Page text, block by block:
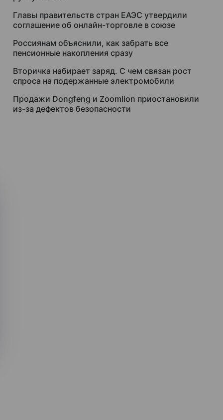
Главы правительств стран ЕАЭС утвердили
соглашение об онлайн-торговле в союзе
Россиянам объяснили, как забрать все
пенсионные накопления сразу
Вторичка набирает заряд. С чем связан рост
спроса на подержанные электромобили
Продажи Dongfeng и Zoomlion приостановили
из-за дефектов безопасности